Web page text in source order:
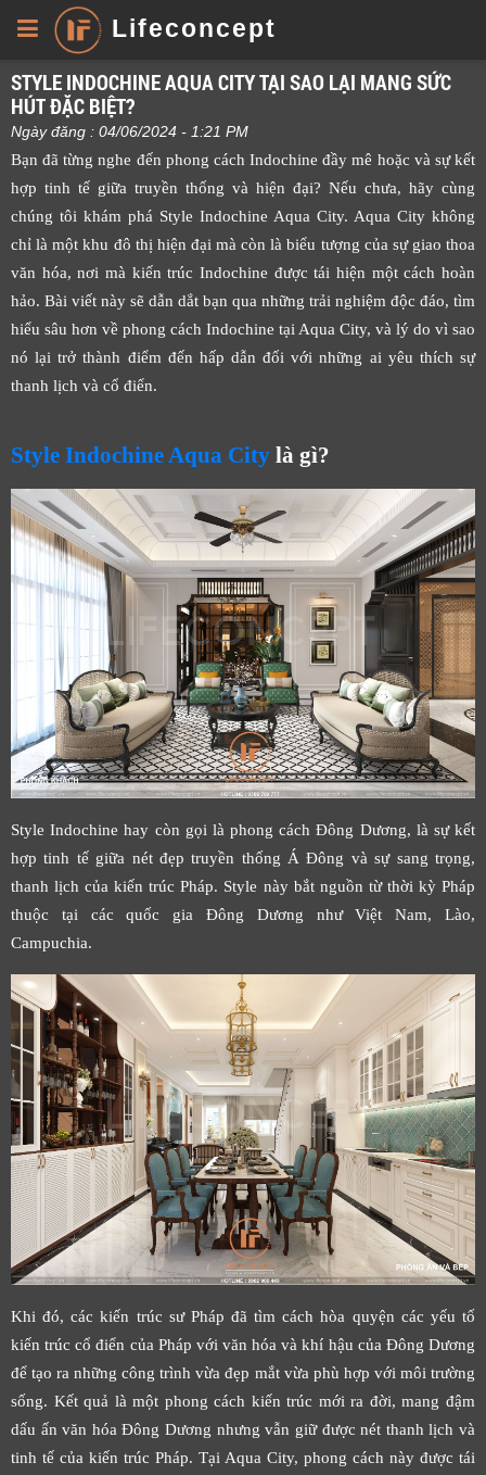
Lifeconcept
STYLE INDOCHINE AQUA CITY TẠI SAO LẠI MANG SỨC
HÚT ĐẶC BIỆT?
Ngày đăng : 04/06/2024 - 1:21 PM
Bạn đã từng nghe đến phong cách Indochine đầy mê hoặc và sự kết
hợp tinh tế giữa truyền thống và hiện đại? Nếu chưa, hãy cùng
chúng tôi khám phá Style Indochine Aqua City. Aqua City không
chỉ là một khu đô thị hiện đại mà còn là biểu tượng của sự giao thoa
văn hóa, nơi mà kiến trúc Indochine được tái hiện một cách hoàn
hảo. Bài viết này sẽ dẫn dắt bạn qua những trải nghiệm độc đáo, tìm
hiểu sâu hơn về phong cách Indochine tại Aqua City, và lý do vì sao
nó lại trở thành điểm đến hấp dẫn đối với những ai yêu thích sự
thanh lịch và cổ điển.
Style Indochine Aqua City là gì?
Style Indochine hay còn gọi là phong cách Đông Dương, là sự kết
hợp tinh tế giữa nét đẹp truyền thống Á Đông và sự sang trọng,
thanh lịch của kiến trúc Pháp. Style này bắt nguồn từ thời kỳ Pháp
thuộc tại các quốc gia Đông Dương như Việt Nam, Lào,
Campuchia.
Khi đó, các kiến trúc sư Pháp đã tìm cách hòa quyện các yếu tố
kiến trúc cổ điển của Pháp với văn hóa và khí hậu của Đông Dương
để tạo ra những công trình vừa đẹp mắt vừa phù hợp với môi trường
sống. Kết quả là một phong cách kiến trúc mới ra đời, mang đậm
dấu ấn văn hóa Đông Dương nhưng vẫn giữ được nét thanh lịch và
tinh tế của kiến trúc Pháp. Tại Aqua City, phong cách này được tái